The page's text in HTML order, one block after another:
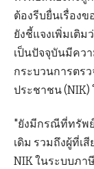
ต้องรีบยื่นเรื่อง
ยังชี้แจงเพิ่มเติม
เป็นปัจจุบันมีคว
กระบวนการตร
ประชาชน
"ยังมีกรณีที่ทรัพ
เดิม รวมถึงผู้ที่เ
NIK ในระบบภา